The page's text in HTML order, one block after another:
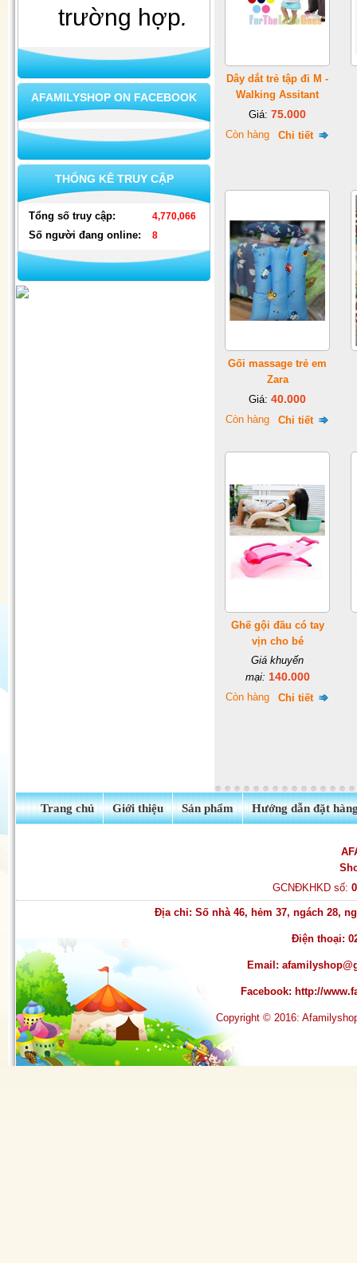
Bộ ấm chén cao cấp L8-73 (2)
trường hợp.
AFAMILYSHOP ON FACEBOOK
THỐNG KÊ TRUY CẬP
Tổng số truy cập: 4,770,066
Số người đang online: 8
Dây dắt trẻ tập đi M -
Walking Assitant
Giá: 75.000
Còn hàng Chi tiết
Gối massage trẻ em
Zara
Giá: 40.000
Còn hàng Chi tiết
Ghế gội đầu có tay
vịn cho bé
Giá khuyến
mại: 140.000
Còn hàng Chi tiết
Trang chủ Giới thiệu Sản phẩm Hướng dẫn đặt
GCNĐKHKD số:
Địa chỉ: Số nhà 46, hẻm 37, ngách 28,
Điện thoại:
Email:
Facebook: http://
Copyright © 2016: